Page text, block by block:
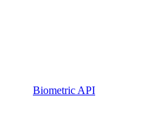
Biometric API